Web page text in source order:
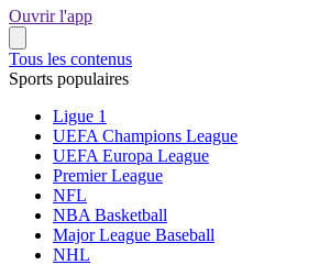
Ouvrir l'app
Tous les contenus
Sports populaires
Ligue 1
UEFA Champions League
UEFA Europa League
Premier League
NFL
NBA Basketball
Major League Baseball
NHL